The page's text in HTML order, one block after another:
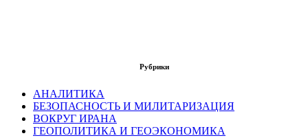
Рубрики
АНАЛИТИКА
БЕЗОПАСНОСТЬ И МИЛИТАРИЗАЦИЯ
ВОКРУГ ИРАНА
ГЕОПОЛИТИКА И ГЕОЭКОНОМИКА